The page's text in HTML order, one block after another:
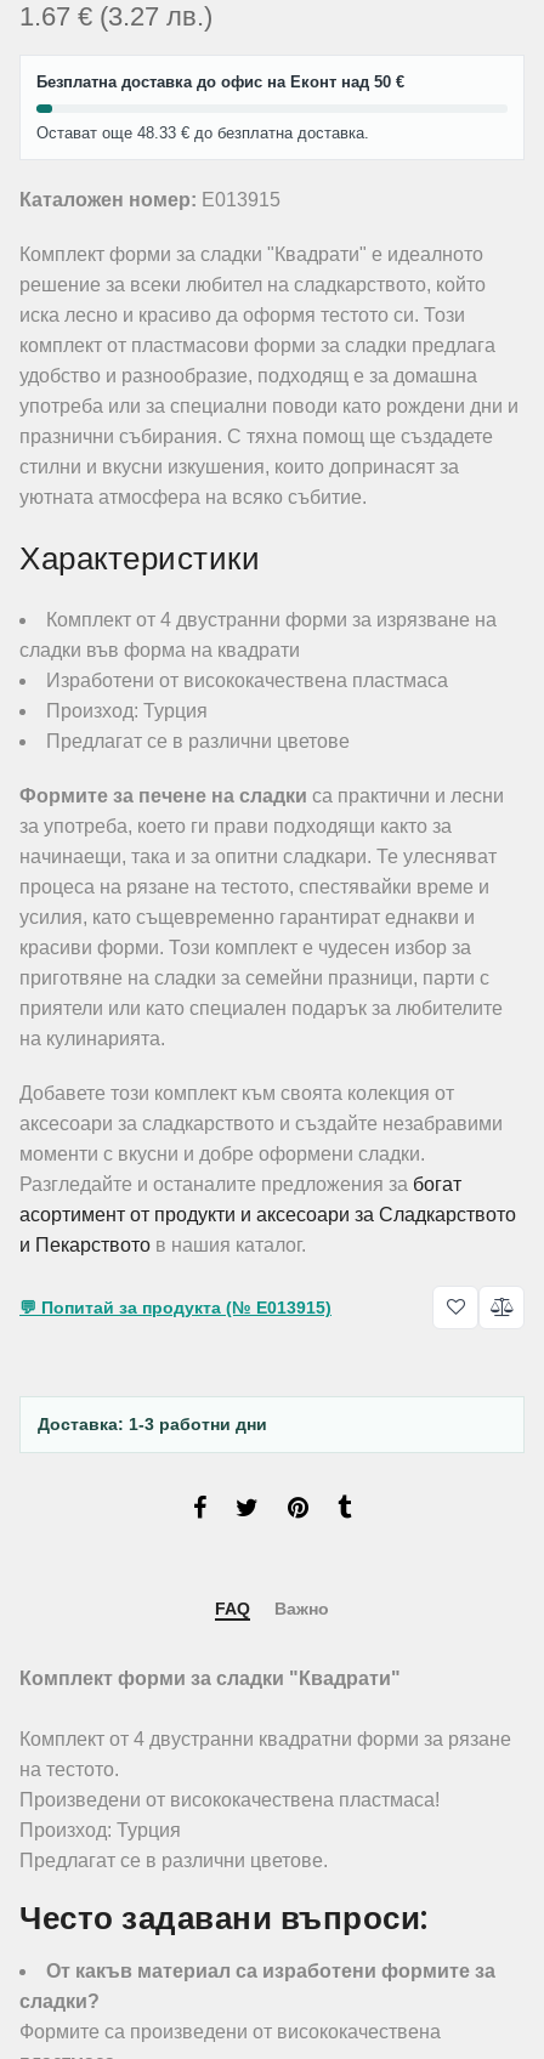
1.67 € (3.27 лв.)
Безплатна доставка до офис на Еконт над 50 €
Остават още 48.33 € до безплатна доставка.
Каталожен номер: E013915
Комплект форми за сладки "Квадрати" е идеалното
решение за всеки любител на сладкарството, който
иска лесно и красиво да оформя тестото си. Този
комплект от пластмасови форми за сладки предлага
удобство и разнообразие, подходящ е за домашна
употреба или за специални поводи като рождени дни и
празнични събирания. С тяхна помощ ще създадете
стилни и вкусни изкушения, които допринасят за
уютната атмосфера на всяко събитие.
Характеристики
Комплект от 4 двустранни форми за изрязване на
сладки във форма на квадрати
Изработени от висококачествена пластмаса
Произход: Турция
Предлагат се в различни цветове
Формите за печене на сладки са практични и лесни
за употреба, което ги прави подходящи както за
начинаещи, така и за опитни сладкари. Те улесняват
процеса на рязане на тестото, спестявайки време и
усилия, като същевременно гарантират еднакви и
красиви форми. Този комплект е чудесен избор за
приготвяне на сладки за семейни празници, парти с
приятели или като специален подарък за любителите
на кулинарията.
Добавете този комплект към своята колекция от
аксесоари за сладкарството и създайте незабравими
моменти с вкусни и добре оформени сладки.
Разгледайте и останалите предложения за богат
асортимент от продукти и аксесоари за Сладкарството
и Пекарството в нашия каталог.
💬 Попитай за продукта (№ E013915)
Доставка: 1-3 работни дни
FAQ Важно
Комплект форми за сладки "Квадрати"
Комплект от 4 двустранни квадратни форми за рязане
на тестото.
Произведени от висококачествена пластмаса!
Произход: Турция
Предлагат се в различни цветове.
Често задавани въпроси:
От какъв материал са изработени формите за
сладки?
Формите са произведени от висококачествена